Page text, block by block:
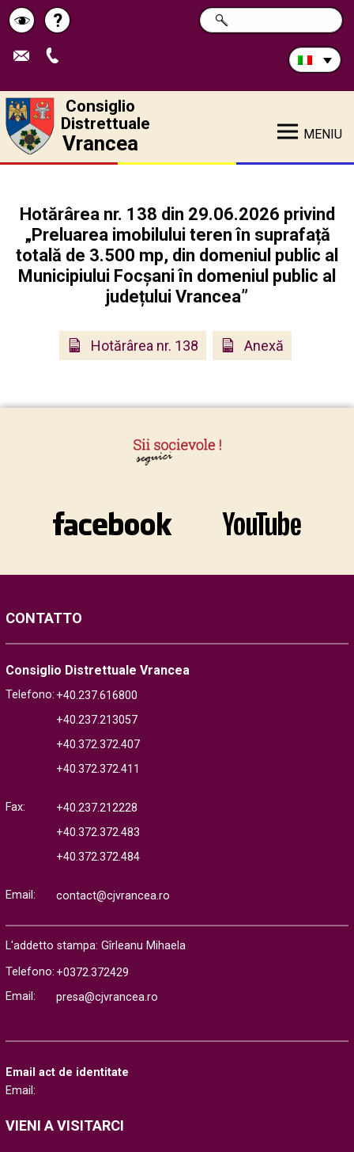
Schimbă
contrastul
Pagina
de
?
Cerca
nel
RICERCA
Consiglio
Distrettuale
Vrancea MENIU
Hotărârea nr. 138 din 29.06.2026 privind
„Preluarea imobilului teren în suprafață
totală de 3.500 mp, din domeniul public al
Municipiului Focșani în domeniul public al
județului Vrancea”
Hotărârea nr. 138 Anexă
CONTATTO
Consiglio Distrettuale Vrancea
Telefono: +40.237.616800
+40.237.213057
+40.372.372.407
+40.372.372.411
Fax:
+40.237.212228
+40.372.372.483
+40.372.372.484
Email: contact@cjvrancea.ro
L'addetto stampa: Gîrleanu Mihaela
Telefono: +0372.372429
Email:
presa@cjvrancea.ro
Email act de identitate
Email:
VIENI A VISITARCI